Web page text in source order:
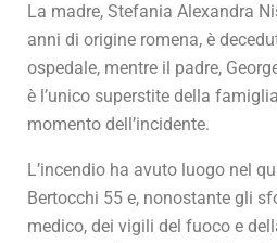
La madre, Stefania Alexandra
anni di origine romena, è
ospedale, mentre il padre,
è l’unico superstite della
momento dell’incidente.
L’incendio ha avuto luogo nel
Bertocchi 55 e, nonostante gli
medico, dei vigili del fuoco e